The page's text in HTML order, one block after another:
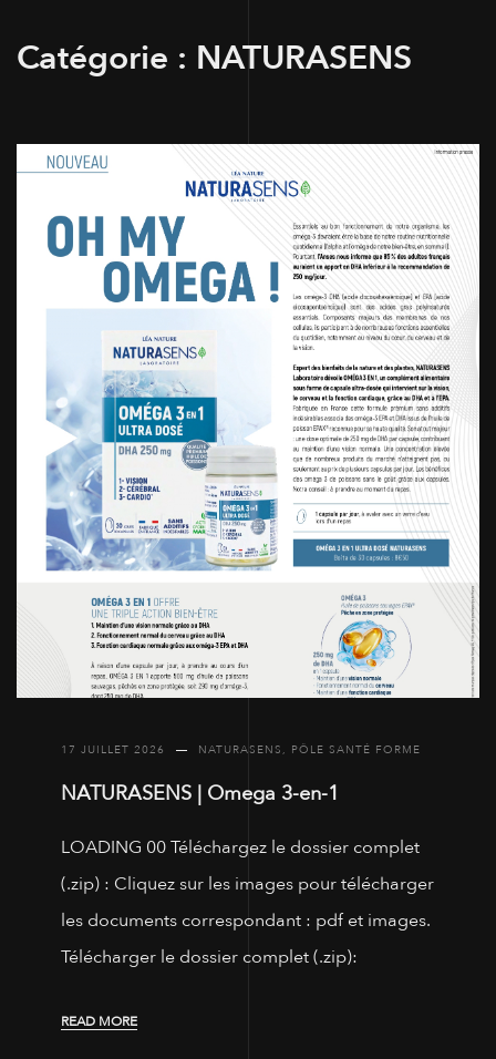
Catégorie : NATURASENS
17 JUILLET 2026 NATURASENS, PÔLE SANTÉ FORME
NATURASENS | Omega 3-en-1
LOADING 00 Téléchargez le dossier complet
(.zip) : Cliquez sur les images pour télécharger
les documents correspondant : pdf et images.
Télécharger le dossier complet (.zip):
READ MORE